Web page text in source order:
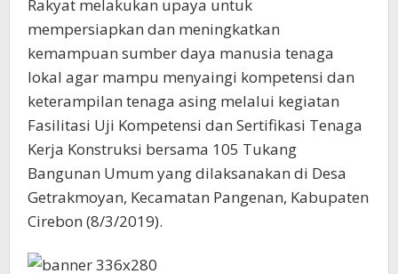
Rakyat melakukan upaya untuk
mempersiapkan dan meningkatkan
kemampuan sumber daya manusia tenaga
lokal agar mampu menyaingi kompetensi dan
keterampilan tenaga asing melalui kegiatan
Fasilitasi Uji Kompetensi dan Sertifikasi Tenaga
Kerja Konstruksi bersama 105 Tukang
Bangunan Umum yang dilaksanakan di Desa
Getrakmoyan, Kecamatan Pangenan, Kabupaten
Cirebon (8/3/2019).